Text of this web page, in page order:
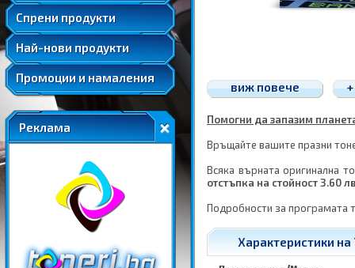
Спрени продукти
Удължени и допълнителни гаранции
Най-нови продукти
Промоции и намаления
Реклама
виж повече
Помогни да запазим
Връщайте вашите празни
Всяка върната оригинална
отстъпка на стойност 3.60
Подробности за програмата
Характеристики на